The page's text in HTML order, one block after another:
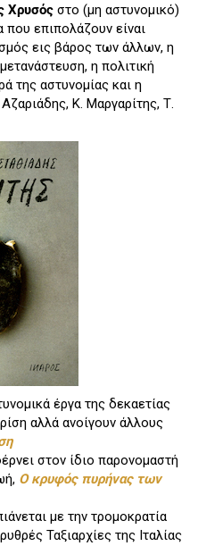
Χρυσός στο (μη αστυνομικό)
επιπολάζουν είναι
εις βάρος των άλλων, η
η πολιτική
της αστυνομίας και η
Κ. Μαργαρίτης, Τ.
έργα της δεκαετίας
αλλά ανοίγουν άλλους
στον ίδιο παρονομαστή
Ο κρυφός πυρήνας των
με την τρομοκρατία
Ταξιαρχίες της Ιταλίας